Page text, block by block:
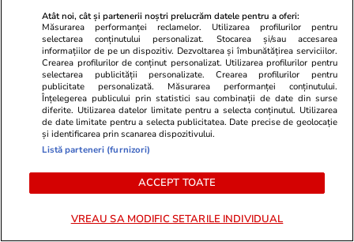
Adevarul.ro
Maia Sandu, după vizita unei
Fanatik.ro
Românul
Atât noi, cât și partenerii noștri prelucrăm datele pentru a oferi:
Măsurarea performanței reclamelor. Utilizarea profilurilor pentru
selectarea conținutului personalizat. Stocarea și/sau accesarea
informațiilor de pe un dispozitiv. Dezvoltarea și îmbunătățirea serviciilor.
Crearea profilurilor de conținut personalizat. Utilizarea profilurilor pentru
selectarea publicității personalizate. Crearea profilurilor pentru
publicitate personalizată. Măsurarea performanței conținutului.
Înțelegerea publicului prin statistici sau combinații de date din surse
diferite. Utilizarea datelor limitate pentru a selecta conținutul. Utilizarea
de date limitate pentru a selecta publicitatea. Date precise de geolocație
și identificarea prin scanarea dispozitivului.
Listă parteneri (furnizori)
ACCEPT TOATE
VREAU SA MODIFIC SETARILE INDIVIDUAL